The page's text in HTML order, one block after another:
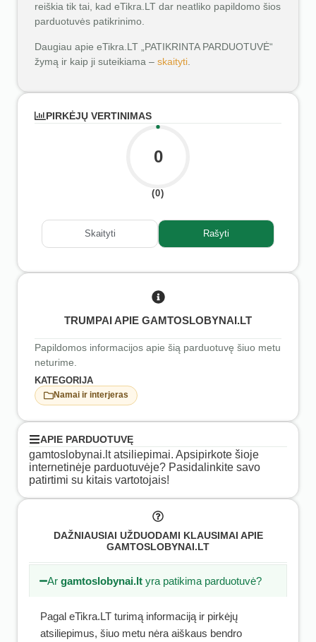
reiškia tik tai, kad eTikra.LT dar neatliko papildomo šios
parduotuvės patikrinimo.
Daugiau apie eTikra.LT „PATIKRINTA PARDUOTUVĖ“
žymą ir kaip ji suteikiama – skaityti
PIRKĖJŲ VERTINIMAS
0
(0)
Skaityti Rašyti
TRUMPAI APIE GAMTOSLOBYNAI.LT
Papildomos informacijos apie šią parduotuvę šiuo metu
neturime.
KATEGORIJA
Namai ir interjeras
APIE PARDUOTUVĘ
gamtoslobynai.lt atsiliepimai. Apsipirkote šioje
internetinėje parduotuvėje? Pasidalinkite savo
patirtimi su kitais vartotojais!
DAŽNIAUSIAI UŽDUODAMI KLAUSIMAI APIE
GAMTOSLOBYNAI.LT
Argamtoslobynai.lt yra patikima parduotuvė?
Pagal eTikra.LT turimą informaciją ir pirkėjų
atsiliepimus, šiuo metu nėra aiškaus bendro